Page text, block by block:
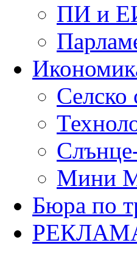
ПИ и
Селско
Мини
Бюра по